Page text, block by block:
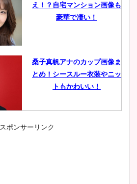
え！？自宅マンション画像も
豪華で凄い！
桑子真帆アナのカップ画像ま
とめ！シースルー衣装やニッ
トもかわいい！
小室瑛莉子のカップ画像まと
スポンサーリンク